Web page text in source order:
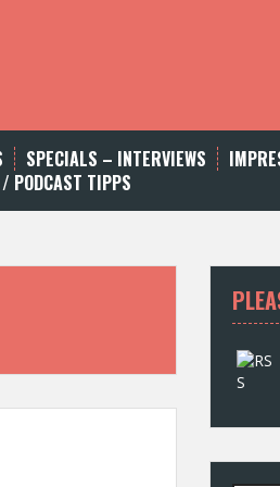
SPECIALS – INTERVIEWS
PODCAST TIPPS